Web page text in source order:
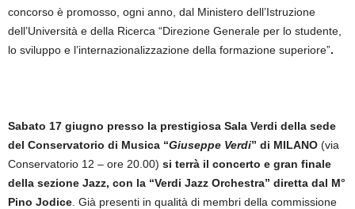
concorso è promosso, ogni anno, dal Ministero dell’Istruzione
dell’Università e della Ricerca “Direzione Generale per lo studente,
lo sviluppo e l’internazionalizzazione della formazione superiore”.
Sabato 17 giugno presso la prestigiosa Sala Verdi della sede
del Conservatorio di Musica “Giuseppe Verdi” di MILANO (via
Conservatorio 12 – ore 20.00) si terrà il concerto e gran finale
della sezione Jazz, con la “Verdi Jazz Orchestra” diretta dal M°
Pino Jodice . Già presenti in qualità di membri della commissione